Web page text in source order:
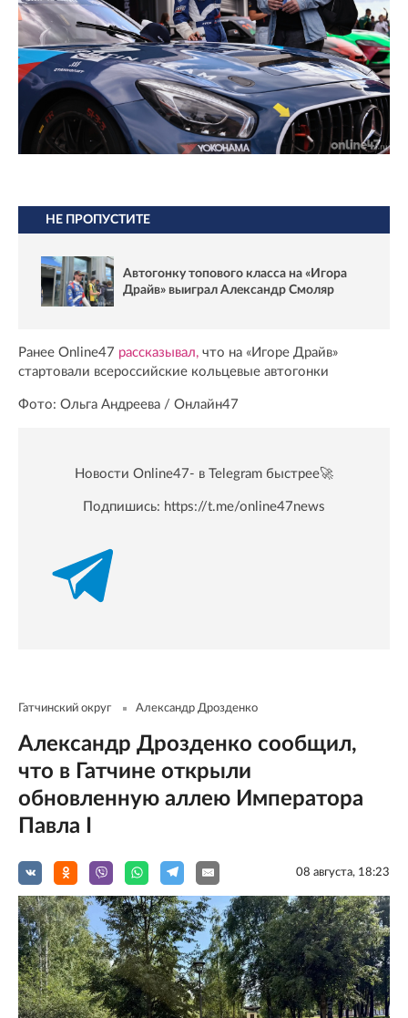
НЕ ПРОПУСТИТЕ
Автогонку топового класса на «Игора
Драйв» выиграл Александр Смоляр
Ранее Online47 рассказывал, что на «Игоре Драйв»
стартовали всероссийские кольцевые автогонки
Фото: Ольга Андреева / Онлайн47
Новости Online47- в Telegram быстрее🚀
Подпишись: https://t.me/online47news
Гатчинский округ Александр Дрозденко
Александр Дрозденко сообщил,
что в Гатчине открыли
обновленную аллею Императора
Павла I
08 августа, 18:23